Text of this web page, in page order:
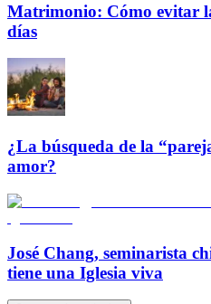
Matrimonio: Cómo evitar
días
¿La búsqueda de la
amor?
José Chang, seminarista
tiene una Iglesia viva